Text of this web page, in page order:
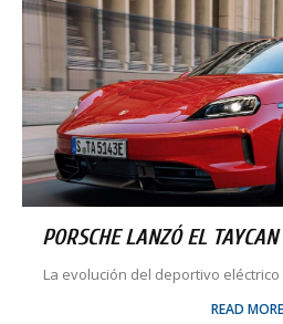
PORSCHE LANZÓ EL
La evolución del deportivo
READ MORE